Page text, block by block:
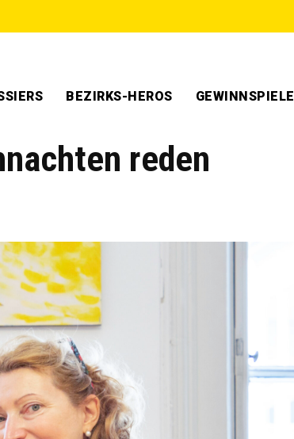
BEZIRKS-HEROS GEWINNSPIELE
reden